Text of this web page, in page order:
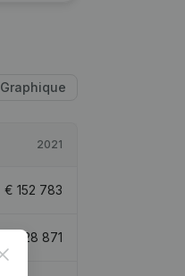
Graphique
2021
€ 152 783
528 871
Close